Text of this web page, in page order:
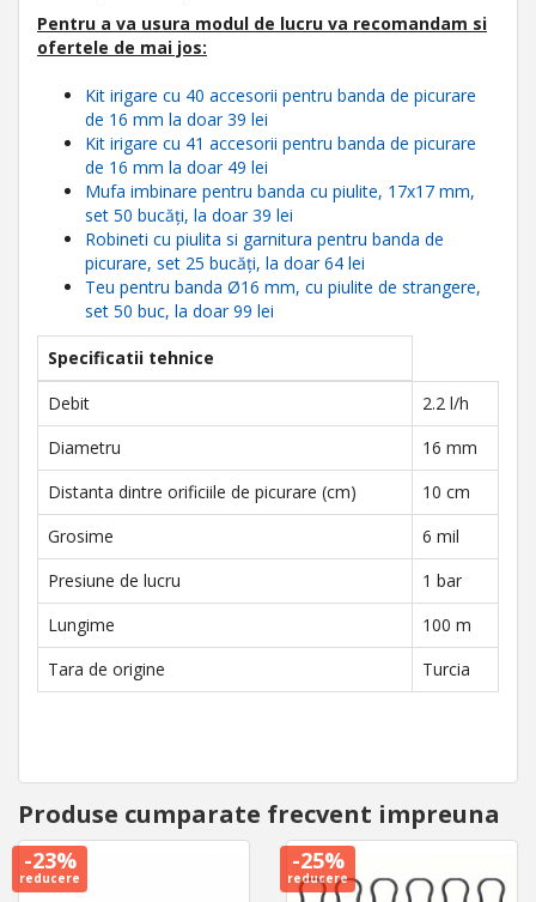
Pentru a va usura modul de lucru va recomandam si
ofertele de mai jos:
Kit irigare cu 40 accesorii pentru banda de picurare
de 16 mm la doar 39 lei
Kit irigare cu 41 accesorii pentru banda de picurare
de 16 mm la doar 49 lei
Mufa imbinare pentru banda cu piulite, 17x17 mm,
set 50 bucăți, la doar 39 lei
Robineti cu piulita si garnitura pentru banda de
picurare, set 25 bucăți, la doar 64 lei
Teu pentru banda Ø16 mm, cu piulite de strangere,
set 50 buc, la doar 99 lei
Specificatii tehnice
Debit
2.2 l/h
Diametru
16 mm
Distanta dintre orificiile de picurare (cm)
10 cm
Grosime
6 mil
Presiune de lucru
1 bar
Lungime
100 m
Tara de origine
Turcia
Produse cumparate frecvent impreuna
-23%
reducere
-25%
reducere